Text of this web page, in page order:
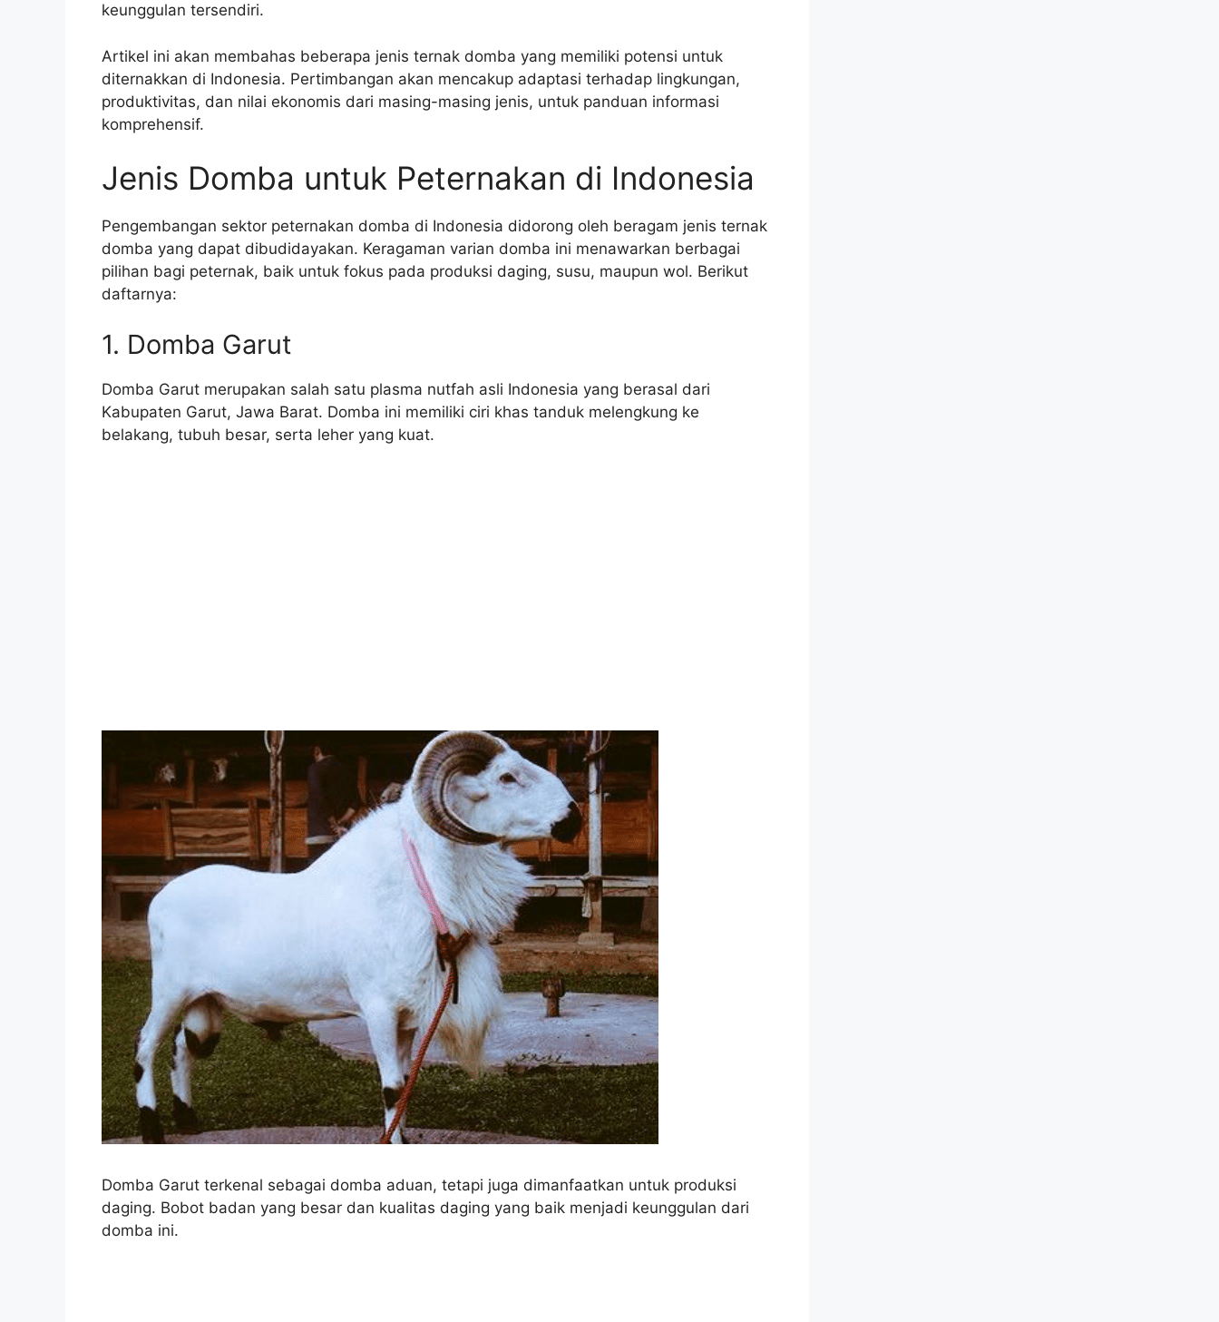
keunggulan tersendiri.
Artikel ini akan membahas beberapa jenis ternak domba yang memiliki potensi untuk
diternakkan di Indonesia. Pertimbangan akan mencakup adaptasi terhadap lingkungan,
produktivitas, dan nilai ekonomis dari masing-masing jenis, untuk panduan informasi
komprehensif.
Jenis Domba untuk Peternakan di Indonesia
Pengembangan sektor peternakan domba di Indonesia didorong oleh beragam jenis ternak
domba yang dapat dibudidayakan. Keragaman varian domba ini menawarkan berbagai
pilihan bagi peternak, baik untuk fokus pada produksi daging, susu, maupun wol. Berikut
daftarnya:
1. Domba Garut
Domba Garut merupakan salah satu plasma nutfah asli Indonesia yang berasal dari
Kabupaten Garut, Jawa Barat. Domba ini memiliki ciri khas tanduk melengkung ke
belakang, tubuh besar, serta leher yang kuat.
Domba Garut terkenal sebagai domba aduan, tetapi juga dimanfaatkan untuk produksi
daging. Bobot badan yang besar dan kualitas daging yang baik menjadi keunggulan dari
domba ini.